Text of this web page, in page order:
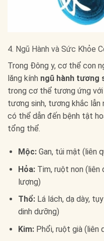
4. Ngũ Hành và Sức Khỏe
Trong Đông y, cơ thể con
lăng kính ngũ hành tương
trong cơ thể tương ứng với
tương sinh, tương khắc lẫn
có thể dẫn đến bệnh tật
tổng thể.
Mộc:Gan, túi mật (liên
Hỏa:Tim, ruột non (liên
lượng)
Thổ:Lá lách, dạ dày,
dinh dưỡng)
Kim:Phổi, ruột già (liên